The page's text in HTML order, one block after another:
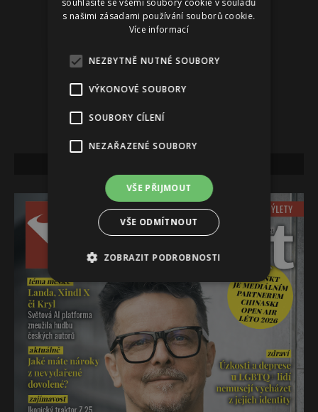
souhlasíte se všemi soubory cookie v souladu
s našimi zásadami používání souborů cookie.
Více informací
NEZBYTNĚ NUTNÉ SOUBORY
VÝKONOVÉ SOUBORY
SOUBORY CÍLENÍ
NEZAŘAZENÉ SOUBORY
VŠE PŘIJMOUT
VŠE ODMÍTNOUT
ZOBRAZIT PODROBNOSTI